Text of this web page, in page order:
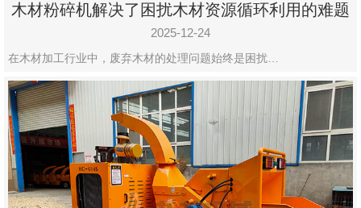
木材粉碎机解决了困扰木材资源循环利用的难题
2025-12-24
在木材加工行业中，废弃木材的处理问题始终是困扰…